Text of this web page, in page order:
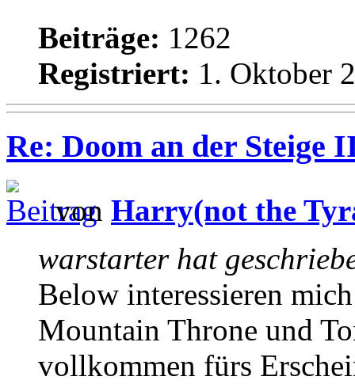
Beiträge: 1262
Registriert: 1. Oktober
Re: Doom an der Steige
von Harry(not the
warstarter hat
Below interessieren
Mountain Throne und
vollkommen fürs